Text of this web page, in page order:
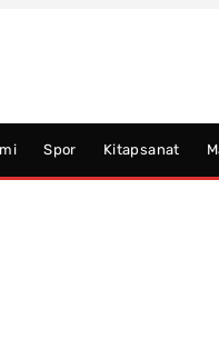
Spor Kitapsanat